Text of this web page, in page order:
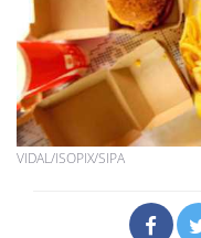
VIDAL/ISOPIX/SIPA